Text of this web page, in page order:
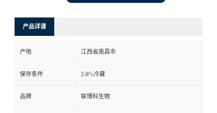
产品详请
产地 江西省南昌市
保存条件 2-8°c冷藏
品牌 联博科生物